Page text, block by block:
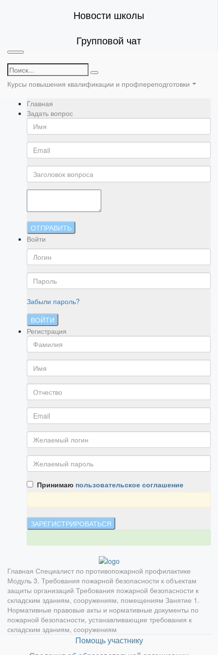
Новости школы
Групповой чат
Курсы повышения квалификации и профпереподготовки
Главная
Задать вопрос
ОТПРАВИТЬ
Войти
Забыли пароль?
ВОЙТИ
Регистрация
Принимаю пользовательское соглашение
Главная Специалист по противопожарной профилактике
Модуль 3. Требования пожарной безопасности к объектам
защиты организаций Требования пожарной безопасности к
складским зданиям, сооружениям, помещениям Занятие 1.
Нормативные правовые акты и нормативные документы по
пожарной безопасности, устанавливающие требования к
складским зданиям, сооружениям
Помощь участнику